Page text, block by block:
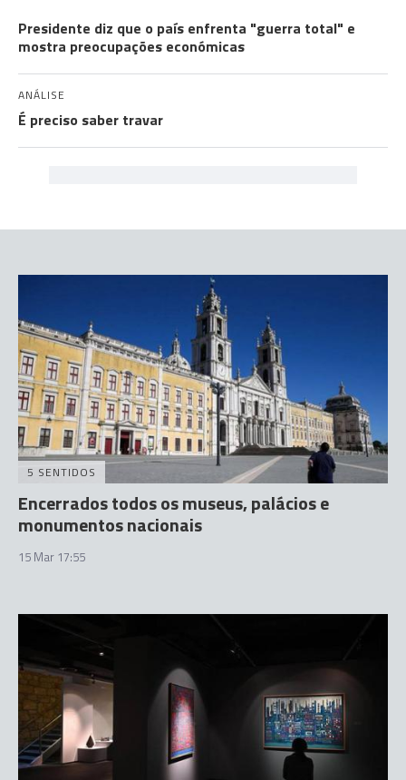
Presidente diz que o país enfrenta "guerra total" e
mostra preocupações económicas
ANÁLISE
É preciso saber travar
5 SENTIDOS
Encerrados todos os museus, palácios e
monumentos nacionais
15 Mar 17:55